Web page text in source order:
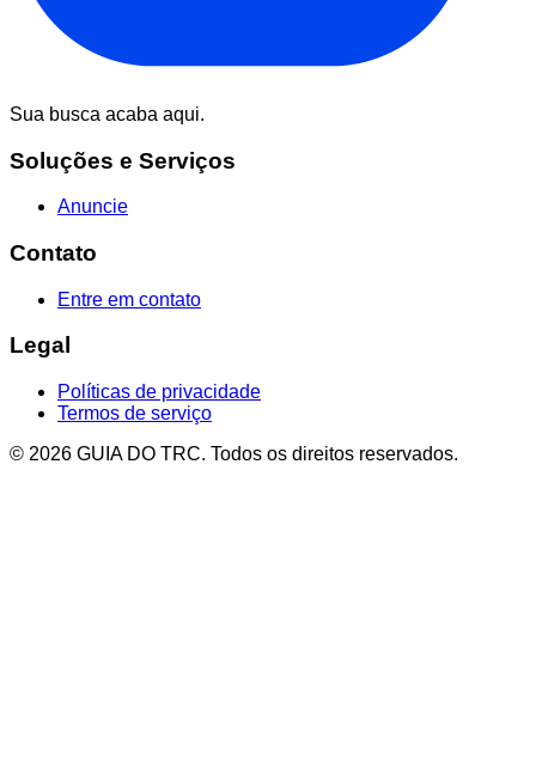
Sua busca acaba aqui.
Soluções e Serviços
Anuncie
Contato
Entre em contato
Legal
Políticas de privacidade
Termos de serviço
© 2026 GUIA DO TRC. Todos os direitos reservados.